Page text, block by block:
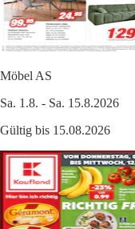
Möbel AS
Sa. 1.8. - Sa. 15.8.2026
Gültig bis 15.08.2026